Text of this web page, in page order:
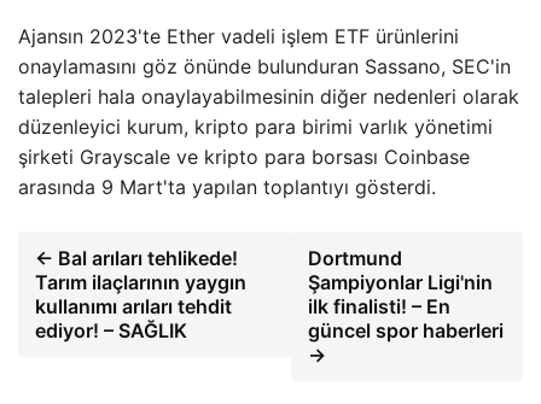
Ajansın 2023'te Ether vadeli işlem ETF ürünlerini
onaylamasını göz önünde bulunduran Sassano, SEC'in
talepleri hala onaylayabilmesinin diğer nedenleri olarak
düzenleyici kurum, kripto para birimi varlık yönetimi
şirketi Grayscale ve kripto para borsası Coinbase
arasında 9 Mart'ta yapılan toplantıyı gösterdi.
← Bal arıları tehlikede!
Tarım ilaçlarının yaygın
kullanımı arıları tehdit
ediyor! – SAĞLIK
Dortmund
Şampiyonlar Ligi'nin
ilk finalisti! – En
güncel spor haberleri
→